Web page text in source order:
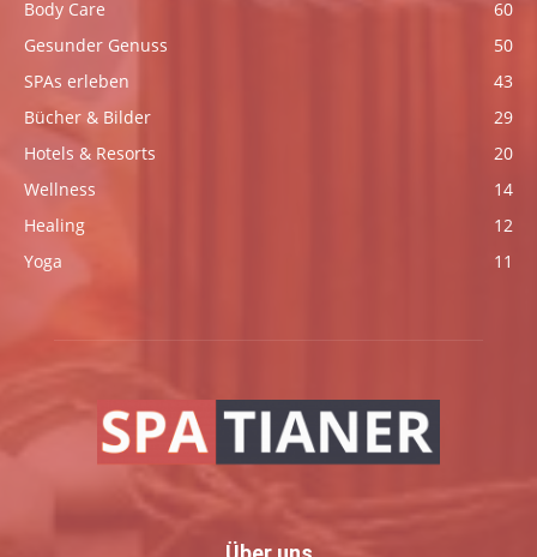
Body Care
60
Gesunder Genuss
50
SPAs erleben
43
Bücher & Bilder
29
Hotels & Resorts
20
Wellness
14
Healing
12
Yoga
11